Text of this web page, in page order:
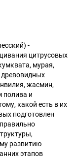
-
цитрусовых
мурая,
древовидных
жасмин,
полива и
какой есть в их
подготовлен
развитию
этапов